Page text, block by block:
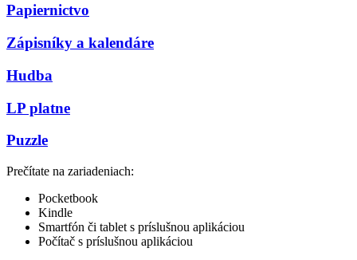
Papiernictvo
Zápisníky a kalendáre
Hudba
LP platne
Puzzle
Prečítate na zariadeniach:
Pocketbook
Kindle
Smartfón či tablet s príslušnou aplikáciou
Počítač s príslušnou aplikáciou